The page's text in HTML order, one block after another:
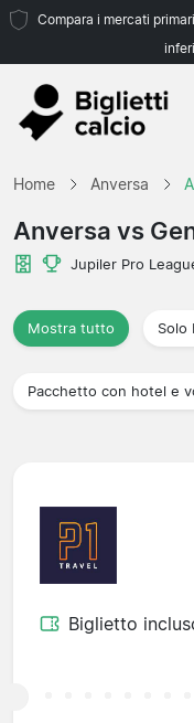
Compara i mercati
Home Anversa
Anversa vs
Jupiler Pro
Mostra tutto Solo
Pacchetto con hotel e
Biglietto